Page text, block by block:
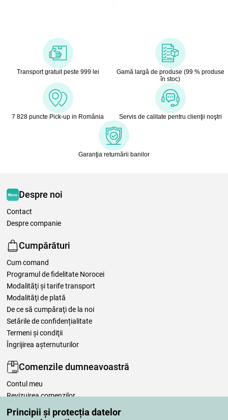
Principii și protecția datelor
Transport gratuit peste 999 lei
Gamă largă de produse (99 % produse
în stoc)
7 828 puncte Pick-up in România Servis de calitate pentru clienţii noştri
Garanţia returnării banilor
Despre noi
Contact
Despre companie
Cumpărături
Cum comand
Programul de fidelitate Norocei
Modalităţi şi tarife transport
Modalităţi de plată
De ce să cumpăraţi de la noi
Setările de confidențialitate
Termeni şi condiţii
Îngrijirea așternuturilor
Comenzile dumneavoastră
Contul meu
Revizuirea comenzilor
Reclamaţii